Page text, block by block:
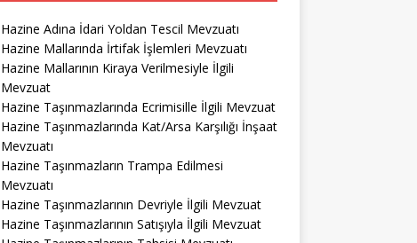
Hazine Adına İdari Yoldan Tescil Mevzuatı
Hazine Mallarında İrtifak İşlemleri Mevzuatı
Hazine Mallarının Kiraya Verilmesiyle İlgili
Mevzuat
Hazine Taşınmazlarında Ecrimisille İlgili Mevzuat
Hazine Taşınmazlarında Kat/Arsa Karşılığı İnşaat
Mevzuatı
Hazine Taşınmazların Trampa Edilmesi
Mevzuatı
Hazine Taşınmazlarının Devriyle İlgili Mevzuat
Hazine Taşınmazlarının Satışıyla İlgili Mevzuat